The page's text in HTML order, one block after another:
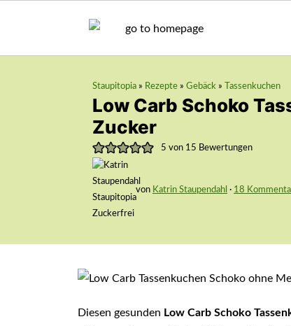
Staupitopia » Rezepte » Gebäck » Tassenkuchen
Low Carb Schoko
Zucker
5 von 15 Bewertungen
von Katrin Staupendahl · 18
Diesen gesunden Low Carb Schoko